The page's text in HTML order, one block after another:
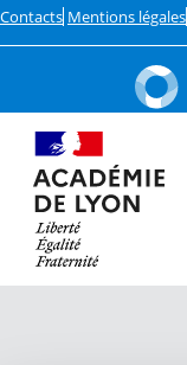
Contacts Mentions légales